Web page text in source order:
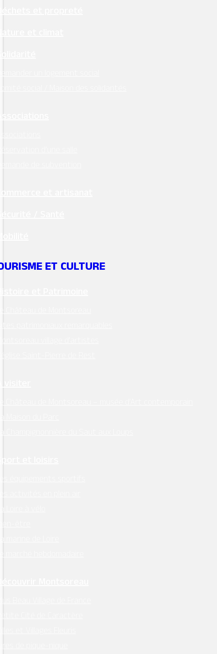
et propreté
et climat
un logement social
social / Maison des solidarités
d’une salle
de subvention
et artisanat
/ Santé
ET CULTURE
et Patrimoine
Château de Montsoreau
patrimoniaux remarquables
village d’artistes
Saint-Pierre de Rest
visiter
Château de Montsoreau – musée d’Art contemporain
Maison du Parc
Champignonnière du Saut aux Loups
et loisirs
équipements sportifs
activités en plein air
Loire à vélo
être
marine de Loire
marché hebdomadaire
Montsoreau
Beau Village de France
Cité de Caractère
et Villages Fleuris
de pique-nique